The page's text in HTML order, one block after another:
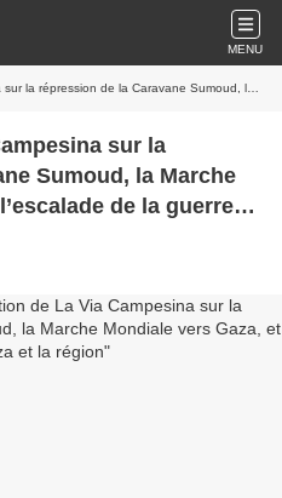
MENU
la Marche Mondiale vers Gaza, et l’escalade de la guerre contre Gaza et la région
sur la
Sumoud, la Marche
de la guerre